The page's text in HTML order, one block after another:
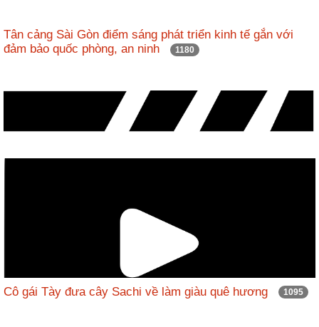
Tân cảng Sài Gòn điểm sáng phát triển kinh tế gắn với
đảm bảo quốc phòng, an ninh
1180
Cô gái Tày đưa cây Sachi về làm giàu quê hương 1095